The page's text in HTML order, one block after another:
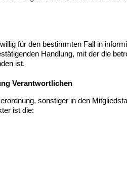
für den bestimmten Fall in
Handlung, mit der die
ist.
Verantwortlichen
sonstiger in den
ist die: